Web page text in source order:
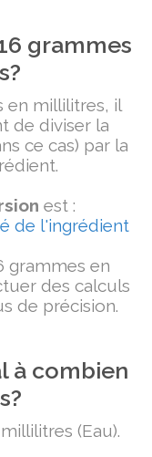
grammes
en millilitres, il
de diviser la
ce cas) par la
est :
de l'ingrédient
grammes en
des calculs
de précision.
à combien
(Eau).